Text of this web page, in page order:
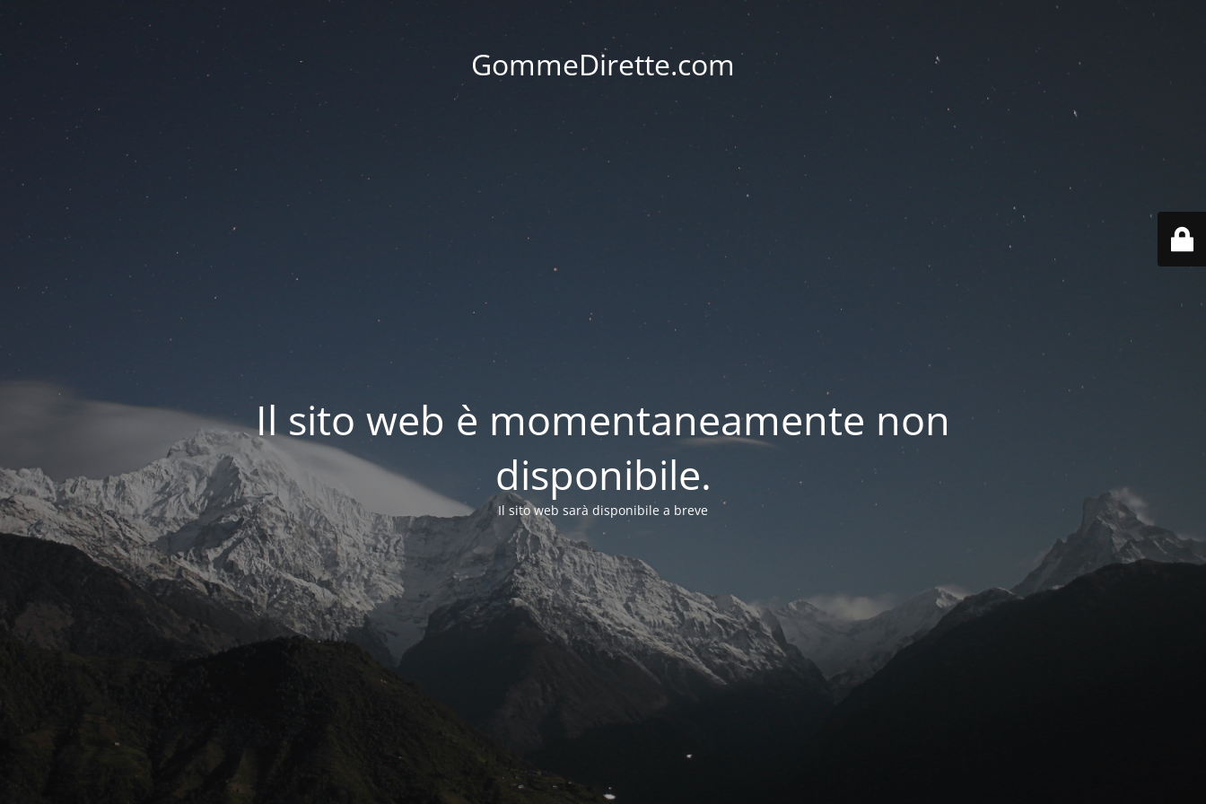
GommeDirette.com
Il sito web è momentaneamente non
disponibile.
Il sito web sarà disponibile a breve